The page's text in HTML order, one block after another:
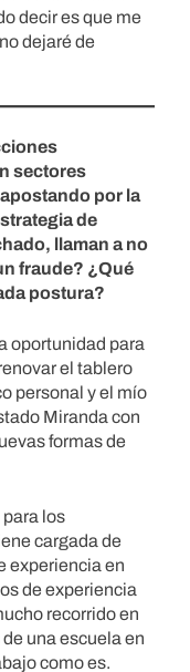
decir es que me
dejaré de
sectores
por la
de
llaman a no
fraude? ¿Qué
postura?
oportunidad para
el tablero
personal y el mío
Miranda con
formas de
los
cargada de
experiencia en
de experiencia
recorrido en
una escuela en
como es.